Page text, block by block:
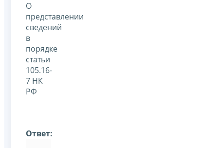
О
представлении
сведений
в
порядке
статьи
105.16-
7 НК
РФ
Ответ: